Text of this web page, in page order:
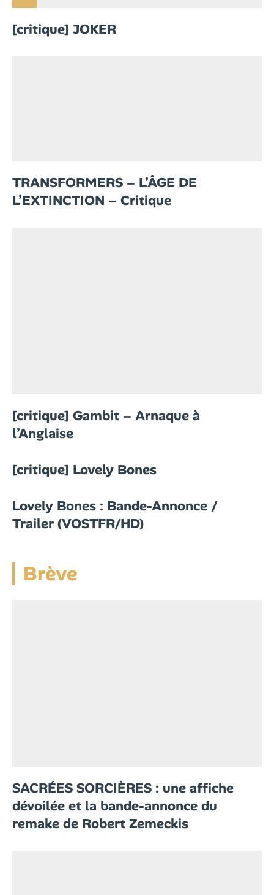
[critique] JOKER
TRANSFORMERS – L’ÂGE DE
L’EXTINCTION – Critique
[critique] Gambit – Arnaque à
l’Anglaise
[critique] Lovely Bones
Lovely Bones : Bande-Annonce /
Trailer (VOSTFR/HD)
Brève
SACRÉES SORCIÈRES : une affiche
dévoilée et la bande-annonce du
remake de Robert Zemeckis